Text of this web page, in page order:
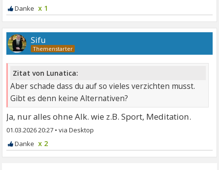
x 1
Sifu
Zitat von Lunatica:
Aber schade dass du auf so vieles verzichten musst.
Gibt es denn keine Alternativen?
Ja, nur alles ohne Alk. wie z.B. Sport, Meditation.
01.03.2026 20:27 •
x 2